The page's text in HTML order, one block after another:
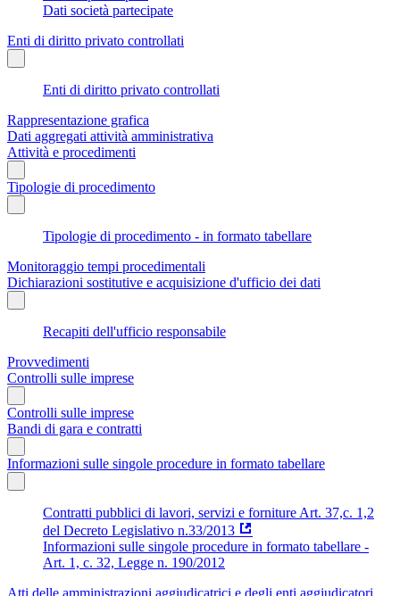
Dati società partecipate
Enti di diritto privato controllati
Enti di diritto privato controllati
Rappresentazione grafica
Dati aggregati attività amministrativa
Attività e procedimenti
Tipologie di procedimento
Tipologie di procedimento - in formato tabellare
Monitoraggio tempi procedimentali
Dichiarazioni sostitutive e acquisizione d'ufficio dei dati
Recapiti dell'ufficio responsabile
Provvedimenti
Controlli sulle imprese
Controlli sulle imprese
Bandi di gara e contratti
Informazioni sulle singole procedure in formato tabellare
Contratti pubblici di lavori, servizi e forniture Art. 37,c. 1,2
del Decreto Legislativo n.33/2013
Informazioni sulle singole procedure in formato tabellare -
Art. 1, c. 32, Legge n. 190/2012
Atti delle amministrazioni aggiudicatrici e degli enti aggiudicatori